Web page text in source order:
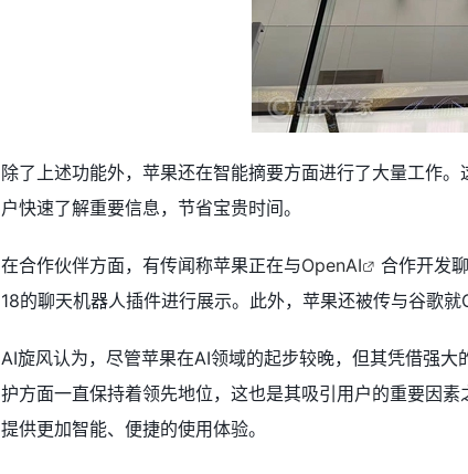
除了上述功能外，苹果还在智能摘要方面进行了大量工作
户快速了解重要信息，节省宝贵时间。
在合作伙伴方面，有传闻称苹果正在与OpenAI 合作开发
18的聊天机器人插件进行展示。此外，苹果还被传与谷歌
AI旋风认为，尽管苹果在AI领域的起步较晚，但其凭借强
护方面一直保持着领先地位，这也是其吸引用户的重要因
提供更加智能、便捷的使用体验。